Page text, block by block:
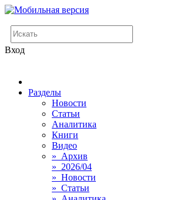
Вход
Разделы
Новости
Статьи
Аналитика
Книги
Видео
» Архив
» 2026/04
» Новости
» Статьи